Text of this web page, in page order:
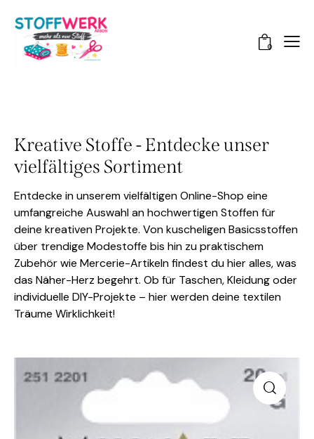
0
Kreative Stoffe - Entdecke unser
vielfältiges Sortiment
Entdecke in unserem vielfältigen Online-Shop eine
umfangreiche Auswahl an hochwertigen Stoffen für
deine kreativen Projekte. Von kuscheligen Basicsstoffen
über trendige Modestoffe bis hin zu praktischem
Zubehör wie Mercerie-Artikeln findest du hier alles, was
das Näher-Herz begehrt. Ob für Taschen, Kleidung oder
individuelle DIY-Projekte – hier werden deine textilen
Träume Wirklichkeit!